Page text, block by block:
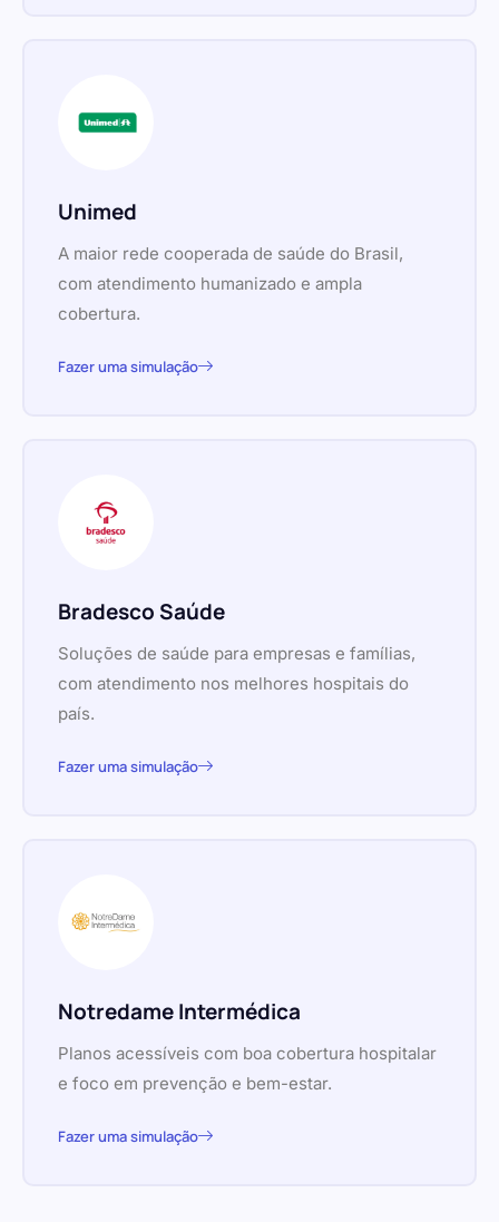
Unimed
A maior rede cooperada de saúde do Brasil,
com atendimento humanizado e ampla
cobertura.
Fazer uma simulação
Bradesco Saúde
Soluções de saúde para empresas e famílias,
com atendimento nos melhores hospitais do
país.
Fazer uma simulação
Notredame Intermédica
Planos acessíveis com boa cobertura hospitalar
e foco em prevenção e bem-estar.
Fazer uma simulação